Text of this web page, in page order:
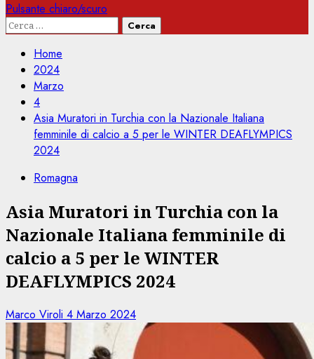
Pulsante chiaro/scuro
Ricerca
Home
2024
Marzo
4
Asia Muratori in Turchia con la Nazionale Italiana
femminile di calcio a 5 per le WINTER DEAFLYMPICS
2024
Romagna
Asia Muratori in Turchia con la
Nazionale Italiana femminile di
calcio a 5 per le WINTER
DEAFLYMPICS 2024
Marco Viroli 4 Marzo 2024